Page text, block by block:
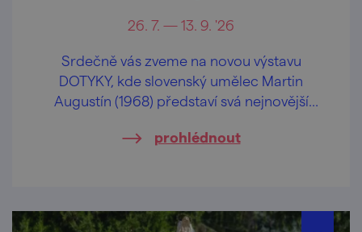
26. 7. — 13. 9. '26
Srdečně vás zveme na novou výstavu
DOTYKY, kde slovenský umělec Martin
Augustín (1968) představí svá nejnovější
prohlédnout